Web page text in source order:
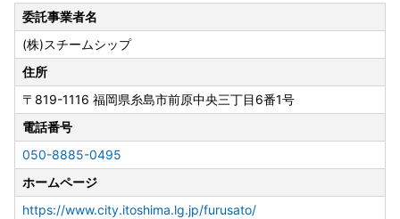
マイナンバーカードをお持ちの方を対象に、糸島市では202
3年9月1日よりオンラインでのワンストップ特例申請のお手
続きが可能となりました。
詳細については以下のリンクをご確認ください。
オンライン申請のご案内
※詳しい申請手順は、お送りする書類をご確認くださいま
せ。
※マイナンバーカードをお持ちでない方は、引き続き申請書
のご提出（郵送）が必要となります。
委託事業者名
(株)スチームシップ
住所
〒819-1116 福岡県糸島市前原中央三丁目6番1号
電話番号
050-8885-0495
ホームページ
https://www.city.itoshima.lg.jp/furusato/